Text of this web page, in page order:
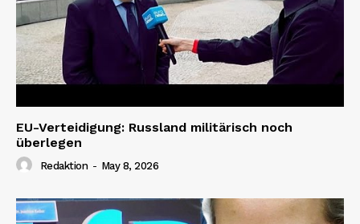
EU-Verteidigung: Russland militärisch noch
überlegen
Redaktion - May 8, 2026